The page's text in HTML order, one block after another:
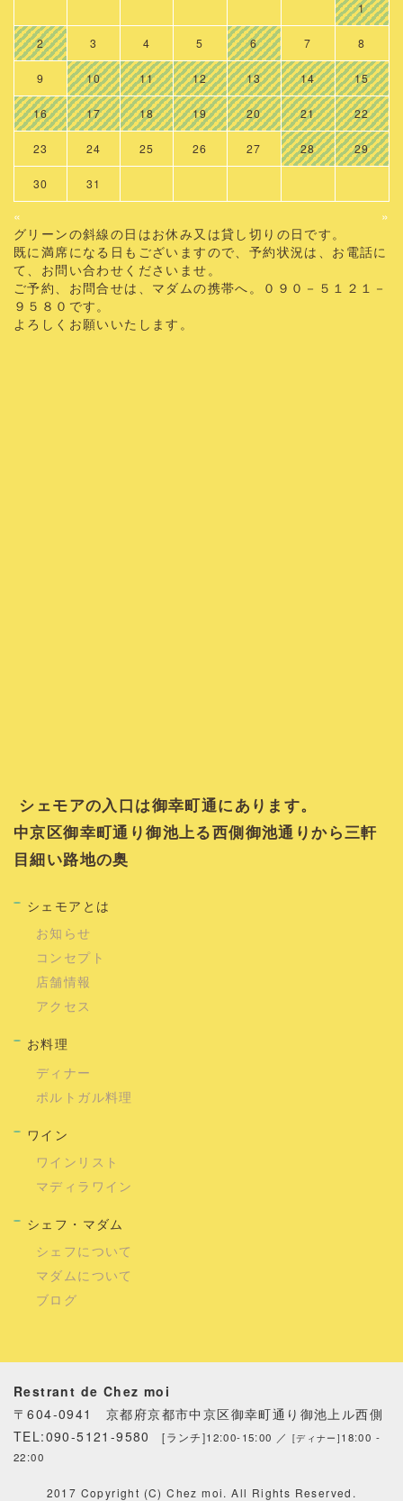
1
2 3 4 5 6 7 8
9 10 11 12 13 14 15
16 17 18 19 20 21 22
23 24 25 26 27 28 29
30 31
«
»
グリーンの斜線の日はお休み又は貸し切りの日です。
既に満席になる日もございますので、予約状況は、お電話に
て、お問い合わせくださいませ。
ご予約、お問合せは、マダムの携帯へ。０９０－５１２１－
９５８０です。
よろしくお願いいたします。
シェモアの入口は御幸町通にあります。
中京区御幸町通り御池上る西側御池通りから三軒
目細い路地の奥
シェモアとは
お知らせ
コンセプト
店舗情報
アクセス
お料理
ディナー
ポルトガル料理
ワイン
ワインリスト
マディラワイン
シェフ・マダム
シェフについて
マダムについて
ブログ
Restrant de Chez moi
〒604-0941 京都府京都市中京区御幸町通り御池上ル西側
TEL:090-5121-9580
[ランチ]12:00-15:00 ／ [ディナー] 18:00 -
22:00
2017 Copyright (C) Chez moi. All Rights Reserved.